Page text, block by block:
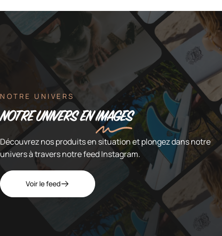
NOTRE UNIVERS
NOTRE UNIVERS ENIMAGES
Découvrez nos produits en situation et plongez dans notre
univers à travers notre feed Instagram.
Voir le feed